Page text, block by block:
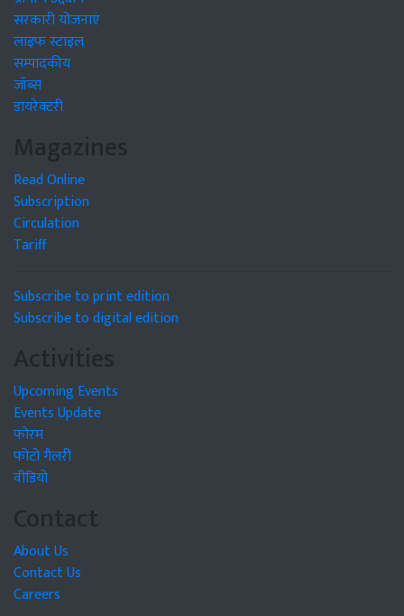
सरकारी योजनाएं
लाइफ स्टाइल
सम्पादकीय
जॉब्स
डायरेक्टरी
Magazines
Read Online
Subscription
Circulation
Tariff
Subscribe to print edition
Subscribe to digital edition
Activities
Upcoming Events
Events Update
फोरम
फोटो गैलरी
वीडियो
Contact
About Us
Contact Us
Careers